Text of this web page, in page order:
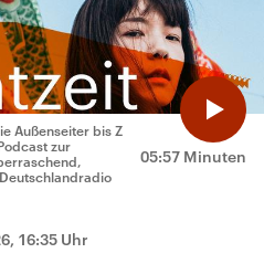
05:57 Minuten
Außenseiter bis Z
zur
16:35 Uhr